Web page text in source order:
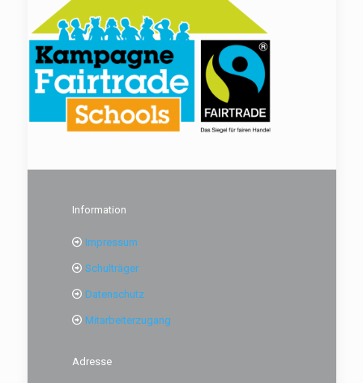
Information
Impressum
Schulträger
Datenschutz
Mitarbeiterzugang
Adresse